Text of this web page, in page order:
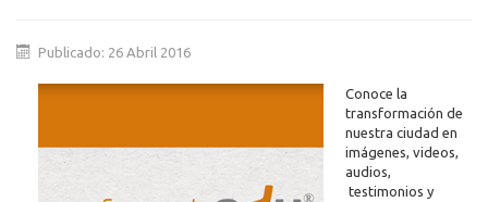
Publicado: 26 Abril 2016
Conoce la
transformación de
nuestra ciudad en
imágenes, videos,
audios,
testimonios y